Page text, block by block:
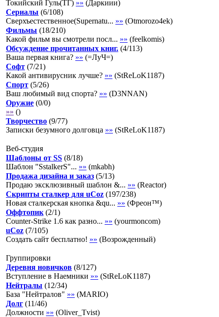
Токийский Гуль(ТГ) »» (Даркиии)
Сериалы (6/108)
Сверхъестественное(Supernatu... »» (Otmorozo4ek)
Фильмы (18/210)
Какой фильм вы смотрели посл... »» (feelkomis)
Обсуждение прочитанных книг. (4/113)
Ваша первая книга? »» (=ЛуЧ=)
Софт (7/21)
Какой антивирусник лучше? »» (StReLoK1187)
Спорт (5/26)
Ваш любимый вид спорта? »» (D3NNAN)
Оружие (0/0)
»» ()
Творчество (9/77)
Записки безумного долговца »» (StReLoK1187)
Веб-студия
Шаблоны от SS (8/18)
Шаблон "SstalkerS"... »» (mkabh)
Продажа дизайна и заказ (5/13)
Продаю эксклюзивный шаблон &... »» (Reactor)
Скрипты сталкер для uCoz (197/238)
Новая сталкерская кнопка &qu... »» (Фреон™)
Оффтопик (2/1)
Counter-Strike 1.6 как разно... »» (yourmoncom)
uCoz (7/105)
Создать сайт бесплатно! »» (Возрожденный)
Группировки
Деревня новичков (8/127)
Вступление в Наемники »» (StReLoK1187)
Нейтралы (12/34)
База "Нейтралов" »» (MARIO)
Долг (11/46)
Должности »» (Oliver_Tvist)